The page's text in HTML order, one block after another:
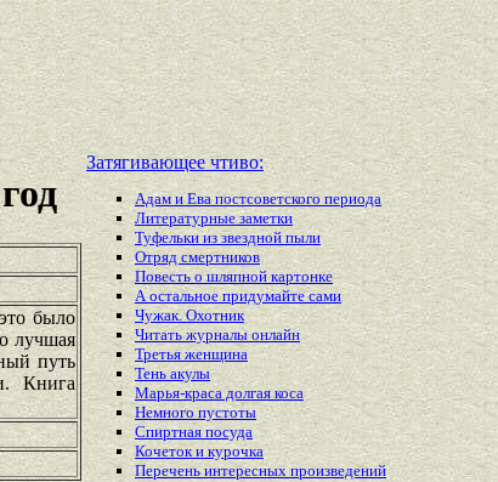
было
лучшая
путь
Книга
Затягивающее чтиво:
Адам и Ева постсоветского периода
Литературные заметки
Туфельки из звездной пыли
Отряд смертников
Повесть о шляпной картонке
А остальное придумайте сами
Чужак. Охотник
Читать журналы онлайн
Третья женщина
Тень акулы
Марья-краса долгая коса
Немного пустоты
Спиртная посуда
Кочеток и курочка
Переченьинтересных произведений